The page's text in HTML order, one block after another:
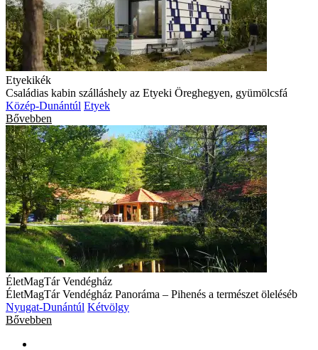
Etyekikék
Családias kabin szálláshely az Etyeki Öreghegyen, gyümölcsfá
Közép-Dunántúl Etyek
Bővebben
ÉletMagTár Vendégház
ÉletMagTár Vendégház Panoráma – Pihenés a természet öleléséb
Nyugat-Dunántúl Kétvölgy
Bővebben